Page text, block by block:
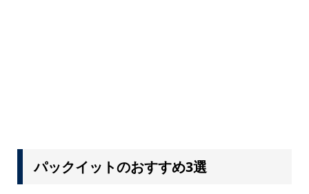
パックイットのおすすめ3選